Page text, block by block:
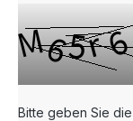
Bitte geben Sie